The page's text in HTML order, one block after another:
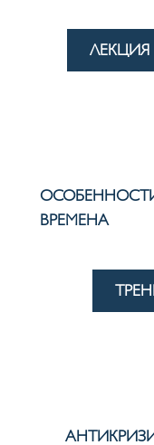
ЛЕКЦИЯ
ВРЕМЕНА